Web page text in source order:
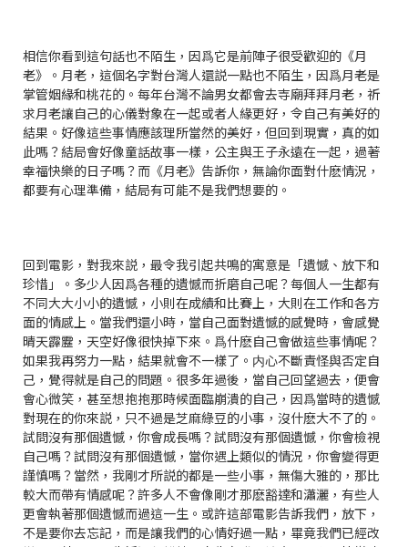
相信你看到這句話也不陌生，因爲它是前陣子很受歡迎的《月
老》。月老，這個名字對台灣人還説一點也不陌生，因爲月老是
掌管姻緣和桃花的。每年台灣不論男女都會去寺廟拜拜月老，祈
求月老讓自己的心儀對象在一起或者人緣更好，令自己有美好的
結果。好像這些事情應該理所當然的美好，但回到現實，真的如
此嗎？結局會好像童話故事一樣，公主與王子永遠在一起，過著
幸福快樂的日子嗎？而《月老》告訴你，無論你面對什麽情況，
都要有心理準備，結局有可能不是我們想要的。
回到電影，對我來説，最令我引起共鳴的寓意是「遺憾、放下和
珍惜」。多少人因爲各種的遺憾而折磨自己呢？每個人一生都有
不同大大小小的遺憾，小則在成績和比賽上，大則在工作和各方
面的情感上。當我們還小時，當自己面對遺憾的感覺時，會感覺
晴天霹靂，天空好像很快掉下來。爲什麽自己會做這些事情呢？
如果我再努力一點，結果就會不一樣了。内心不斷責怪與否定自
己，覺得就是自己的問題。很多年過後，當自己回望過去，便會
會心微笑，甚至想抱抱那時候面臨崩潰的自己，因爲當時的遺憾
對現在的你來説，只不過是芝麻綠豆的小事，沒什麽大不了的。
試問沒有那個遺憾，你會成長嗎？試問沒有那個遺憾，你會檢視
自己嗎？試問沒有那個遺憾，當你遇上類似的情況，你會變得更
謹慎嗎？當然，我剛才所説的都是一些小事，無傷大雅的，那比
較大而帶有情感呢？許多人不會像剛才那麽豁達和瀟灑，有些人
更會執著那個遺憾而過這一生。或許這部電影告訴我們，放下，
不是要你去忘記，而是讓我們的心情好過一點，畢竟我們已經改